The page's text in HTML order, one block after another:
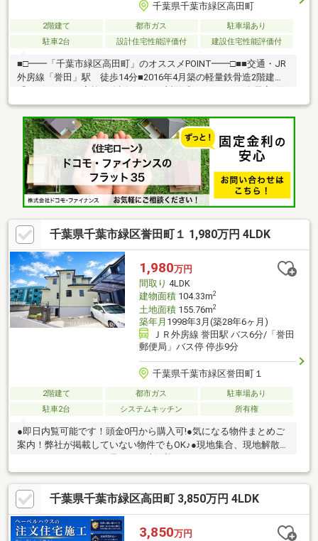
千葉県千葉市緑区高田町
2階建て 都市ガス
駐車場あり
駐車2台
設計住宅性能評価付 建設住宅性能評価付
■□━━「千葉市緑区高田町」のオススメPOINT━━□■■交通・JR
外房線「誉田」駅 徒歩14分■2016年4月築の軽量鉄骨造2階建
採光+6帖以上の広さが確保されています。■毎日の暮らしをサポ
ートする設備充実！ 食器洗乾燥機、IHクッキングヒーター、浄
水器、浴室乾燥機、室内物干など。■全居室収納やWIC、廊下収納
など室内各所に収納豊富◎■メーカー保証継承可能です(構造躯
体：2036年6月まで)。■周辺環境・千葉市立誉田東小学校 徒歩5
分(約350m)・たかだの森公園 徒歩2分(約140m)※下記関連リンク
より360°パノラマ画像ご覧いただけます。
千葉県千葉市緑区誉田町１ 1,980万円 4LDK
1,980万円
間取り 4LDK
建物面積104.33m2
土地面積155.76m2
築年月 1998年3月(築28年6ヶ月)
ＪＲ外房線 誉田駅 バス6分/「誉田
郵便局」バス停 停歩9分
千葉県千葉市緑区誉田町１
2階建て 都市ガス
駐車場あり
駐車2台
システムキッチン 所有権
●即日内覧可能です！頭金0円から購入可!●気になる物件まとめご
案内！弊社が掲載していない物件でもOK♪●現地集合、現地解散
千葉県千葉市緑区高田町 3,850万円 4LDK
3,850万円